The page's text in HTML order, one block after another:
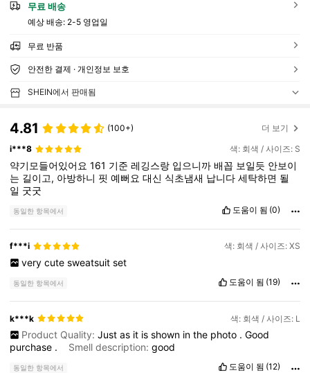
무료 배송
예상 배송: 2-5 영업일
무료 반품
안전한 결제 · 개인정보 보호
SHEIN에서 판매됨
4.81 (100+) 더 보기
i***8 색: 회색 / 사이즈: S
약기모들어있어요161 기준레깅스랑 입으니까배꼽 보일듯 안보이
는 길이고, 아방하니 핏예뻐요대신 식초냄새 납니다세탁하면 될
일 굿굿
동일한 항목에서 도움이 됨 (0)
f***i 색: 회색 / 사이즈: XS
very cute sweatsuit set
동일한 항목에서 도움이 됨 (19)
k***k 색: 회색 / 사이즈: L
Product Quality: Just as it is shown in the photo . Good
purchase . Smell description:good
동일한 항목에서 도움이 됨 (12)